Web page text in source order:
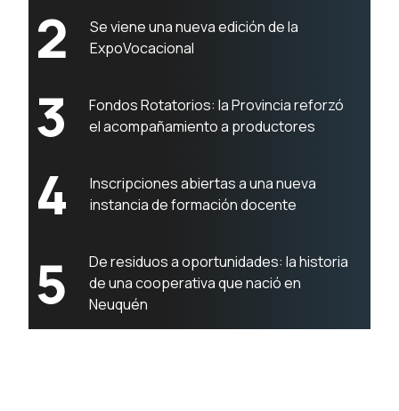
2
Se viene una nueva edición de la
ExpoVocacional
3
Fondos Rotatorios: la Provincia reforzó
el acompañamiento a productores
4
Inscripciones abiertas a una nueva
instancia de formación docente
5
De residuos a oportunidades: la historia
de una cooperativa que nació en
Neuquén